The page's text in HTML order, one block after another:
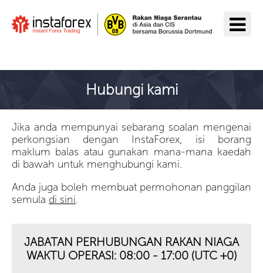
Hubungi kami
Jika anda mempunyai sebarang soalan mengenai
perkongsian dengan InstaForex, isi borang
maklum balas atau gunakan mana-mana kaedah
di bawah untuk menghubungi kami.
Anda juga boleh membuat permohonan panggilan
semula di sini.
JABATAN PERHUBUNGAN RAKAN NIAGA
WAKTU OPERASI: 08:00 - 17:00 (UTC +0)